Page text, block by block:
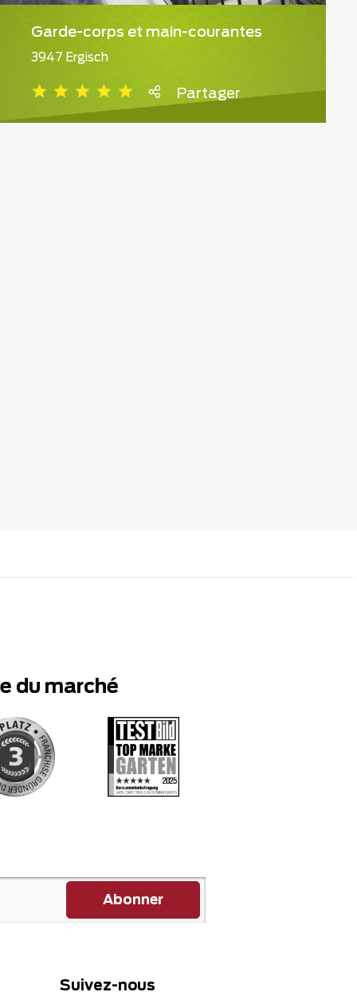
Garde-corps et main-courantes
3947 Ergisch
Partager
du marché
Abonner
Suivez-nous